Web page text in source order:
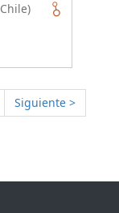
Siguiente >